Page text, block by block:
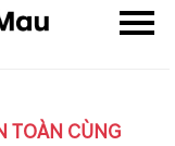
TOÀN CÙNG